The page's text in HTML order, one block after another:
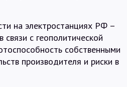
на электростанциях РФ –
с геополитической
собственными
производителя и риски в